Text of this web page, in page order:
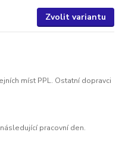
Zvolit variantu
míst PPL. Ostatní dopravci
pracovní den.